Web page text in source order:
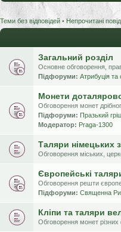
Теми без відповідей • Непрочитані
Загальний розділ
Основне обговорення,
Підфоруми: Атрибуція та
Монети
Обговорення монет
Підфоруми: Празький
Модератор: Praga-1300
Таляри німецьких
Обговорення міських,
Європейські
Обговорення решти
Підфоруми: Священна
Кліпи та таляри
Обговорення монет